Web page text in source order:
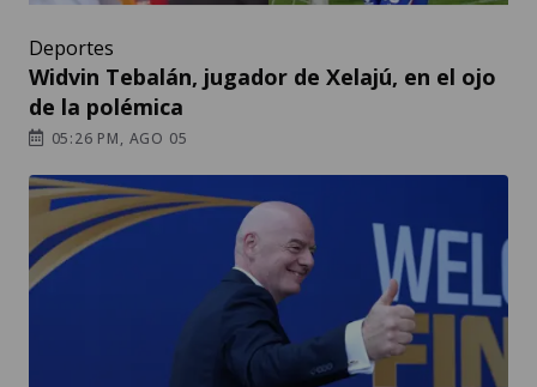
Deportes
Widvin Tebalán, jugador de Xelajú, en el ojo
de la polémica
05:26 PM, AGO 05